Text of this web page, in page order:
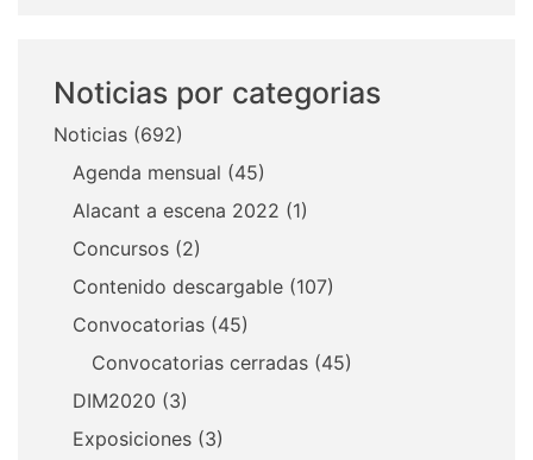
Noticias por categorias
Noticias (692)
Agenda mensual (45)
Alacant a escena 2022 (1)
Concursos (2)
Contenido descargable (107)
Convocatorias (45)
Convocatorias cerradas (45)
DIM2020 (3)
Exposiciones (3)